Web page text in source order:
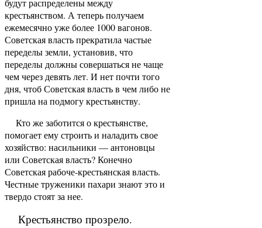
будут рас­пределены между
крестьянством. А теперь получаем
ежемесячно уже более 1000 вагонов.
Советская власть прекратила частые
переделы земли, установив, что
переделы должны совершаться не чаще
чем через девять лет. И нет почти того
дня, чтоб Советская власть в чем либо не
пришла на подмогу крестьянству.
Кто же заботится о крестьянстве,
помогает ему строить и наладить свое
хозяйство: насильники — антоновцы
или Советская власть? Конечно
Советская рабоче-крестьянская власть.
Честные труженики пахари знают это и
твердо стоят за нее.
Крестьянство прозрело.